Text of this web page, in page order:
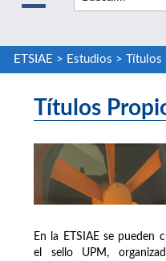
ETSIAE > Estudios >
Títulos
En la ETSIAE se pueden
el sello UPM,